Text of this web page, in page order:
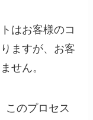
はお客様のコ
ますが、お客
せん。
このプロセス